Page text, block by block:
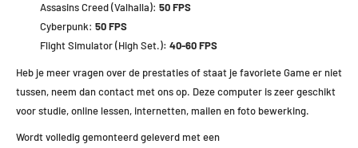
Assasins Creed (Valhalla): 50 FPS
Cyberpunk: 50 FPS
Flight Simulator (High Set.): 40-60 FPS
Heb je meer vragen over de prestaties of staat je favoriete Game er niet
tussen, neem dan contact met ons op. Deze computer is zeer geschikt
voor studie, online lessen, internetten, mailen en foto bewerking.
Wordt volledig gemonteerd geleverd met een